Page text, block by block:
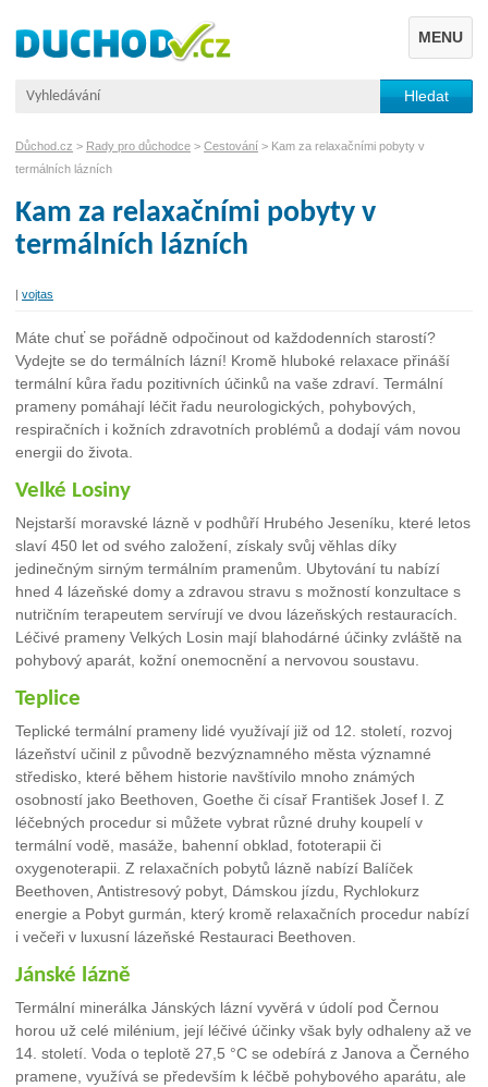
MENU
Důchod.cz > Rady pro důchodce > Cestování > Kam za relaxačními pobyty v
termálních lázních
Kam za relaxačními pobyty v
termálních lázních
vojtas
Máte chuť se pořádně odpočinout od každodenních starostí?
Vydejte se do termálních lázní! Kromě hluboké relaxace přináší
termální kůra řadu pozitivních účinků na vaše zdraví. Termální
prameny pomáhají léčit řadu neurologických, pohybových,
respiračních i kožních zdravotních problémů a dodají vám novou
energii do života.
Velké Losiny
Nejstarší moravské lázně v podhůří Hrubého Jeseníku, které letos
slaví 450 let od svého založení, získaly svůj věhlas díky
jedinečným sirným termálním pramenům. Ubytování tu nabízí
hned 4 lázeňské domy a zdravou stravu s možností konzultace s
nutričním terapeutem servírují ve dvou lázeňských restauracích.
Léčivé prameny Velkých Losin mají blahodárné účinky zvláště na
pohybový aparát, kožní onemocnění a nervovou soustavu.
Teplice
Teplické termální prameny lidé využívají již od 12. století, rozvoj
lázeňství učinil z původně bezvýznamného města významné
středisko, které během historie navštívilo mnoho známých
osobností jako Beethoven, Goethe či císař František Josef I. Z
léčebných procedur si můžete vybrat různé druhy koupelí v
termální vodě, masáže, bahenní obklad, fototerapii či
oxygenoterapii. Z relaxačních pobytů lázně nabízí Balíček
Beethoven, Antistresový pobyt, Dámskou jízdu, Rychlokurz
energie a Pobyt gurmán, který kromě relaxačních procedur nabízí
i večeři v luxusní lázeňské Restauraci Beethoven.
Jánské lázně
Termální minerálka Jánských lázní vyvěrá v údolí pod Černou
horou už celé milénium, její léčivé účinky však byly odhaleny až ve
14. století. Voda o teplotě 27,5 °C se odebírá z Janova a Černého
pramene, využívá se především k léčbě pohybového aparátu, ale